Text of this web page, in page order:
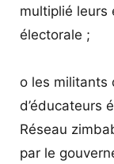
multiplié leurs
électorale ;
o les militants
d’éducateurs
Réseau
par le